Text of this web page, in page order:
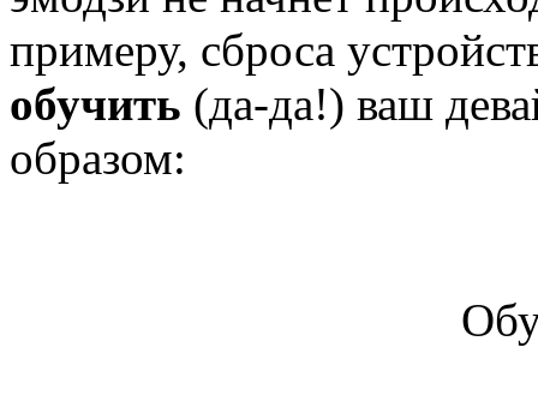
примеру, сброса
обучить (да-да!) ваш
образом: